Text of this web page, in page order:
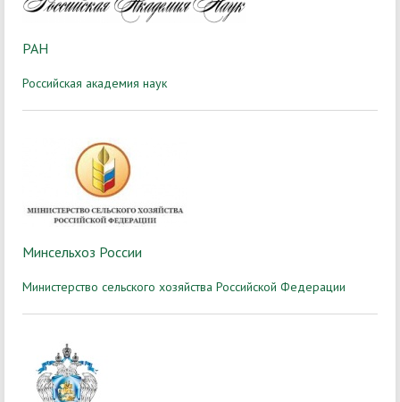
РАН
Российская академия наук
Минсельхоз России
Министерство сельского хозяйства Российской Федерации